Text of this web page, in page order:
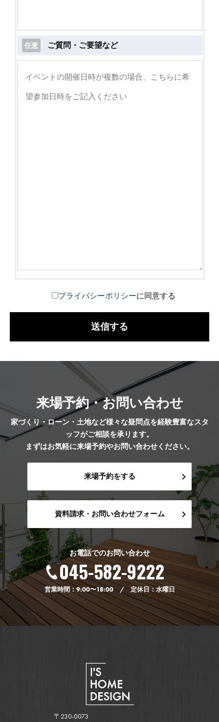
任意 ご質問・ご要望など
プライバシーポリシーに同意する
来場予約・お問い合わせ
家づくり・ローン・土地など様々な疑問点を経験豊富なスタ
ッフがご相談を承ります。
まずはお気軽に来場予約やお問い合わせください。
来場予約をする
資料請求・お問い合わせフォーム
お電話でのお問い合わせ
045-582-9222
営業時間：9:00〜18:00 / 定休日：水曜日
〒230-0073